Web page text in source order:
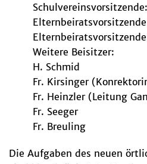
Elternbeiratsvorsitzende
Weitere Beisitzer:
H. Schmid
Fr. Kirsinger
Fr. Heinzler (Leitung
Fr. Seeger
Fr. Breuling
Die Aufgaben des neuen